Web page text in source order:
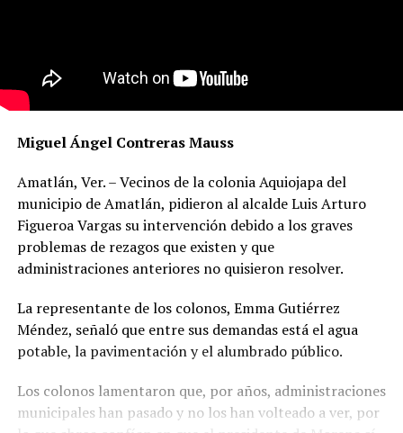
Miguel Ángel Contreras Mauss
Amatlán, Ver. – Vecinos de la colonia Aquiojapa del
municipio de Amatlán, pidieron al alcalde Luis Arturo
Figueroa Vargas su intervención debido a los graves
problemas de rezagos que existen y que
administraciones anteriores no quisieron resolver.
La representante de los colonos, Emma Gutiérrez
Méndez, señaló que entre sus demandas está el agua
potable, la pavimentación y el alumbrado público.
Los colonos lamentaron que, por años, administraciones
municipales han pasado y no los han volteado a ver, por